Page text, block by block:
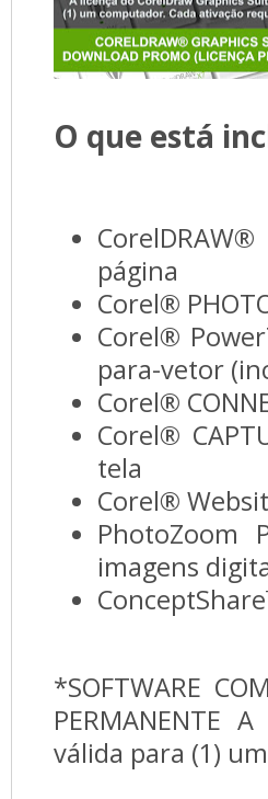
O que está
página
Corel®
Corel®
para-vetor
Corel®
Corel®
tela
Corel®
imagens
*SOFTWARE
PERMANENTE
válida para (1)